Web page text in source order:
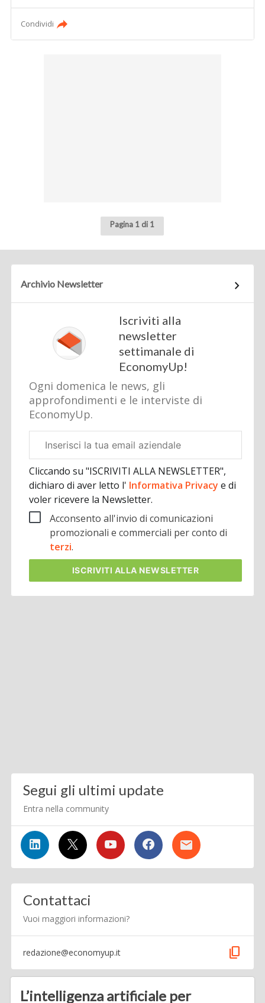
Condividi
Pagina 1 di 1
Archivio Newsletter
Iscriviti alla
newsletter
settimanale di
EconomyUp!
Ogni domenica le news, gli
approfondimenti e le interviste di
EconomyUp.
aziendale
Cliccando su "ISCRIVITI ALLA NEWSLETTER",
dichiaro di aver letto l' Informativa Privacye di
voler ricevere la Newsletter.
Acconsento all'invio di comunicazioni
promozionali e commerciali per conto di
terzi.
ISCRIVITI ALLA NEWSLETTER
Segui gli ultimi update
Entra nella community
Contattaci
Vuoi maggiori informazioni?
redazione@economyup.it content_copy
L’intelligenza artificiale per